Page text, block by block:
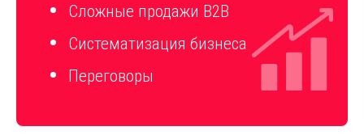
Сложные продажи B2B
Систематизация бизнеса
Переговоры